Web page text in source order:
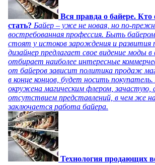
Вся правда о байере.
стать? Байер – уже не новая, но по-
востребованная профессия. Быть
стоят у истоков зарождения и развития
дизайнер предлагает свое видение моды в
отбирает наиболее интересные
от байеров зависит политика продаж
в конце концов, будет носить
окружена магическим флером, зачастую,
отсутствием представлений, в чем же
заключается работа байера.
Технология продающих